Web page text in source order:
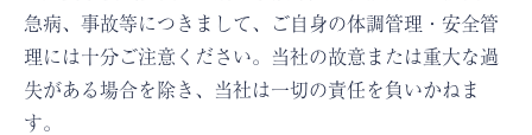
急病、事故等につきまして、ご自身の体調管理・安全管
理には十分ご注意ください。当社の故意または重大な過
失がある場合を除き、当社は一切の責任を負いかねま
す。